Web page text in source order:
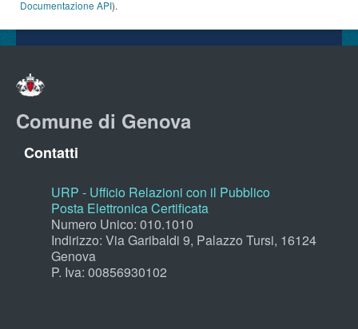
Documentazione API).
Comune di Genova
Contatti
URP - Ufficio Relazioni con il Pubblico
Posta Elettronica Certificata
Numero Unico: 010.1010
Indirizzo: Via Garibaldi 9, Palazzo Tursi, 16124
Genova
P. Iva: 00856930102